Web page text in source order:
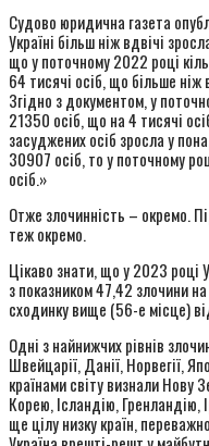
Судово юридична газета
Україні більш ніж вдвічі
що у поточному 2022 році
64 тисячі осіб, що більше
Згідно з документом, у
21350 осіб, що на 4 тисячі
засуджених осіб зросла у
30907 осіб, то у поточному
осіб.»
Отже злочинність – окремо.
теж окремо.
Цікаво знати, що у 2023 році
з показником 47,42 злочини
сходинку вище (56-е місце)
Одні з найнижчих рівнів
Швейцарії, Данії, Норвегії,
країнами світу визнали Нову
Корею, Ісландію, Гренландію,
ще цілу низку країн,